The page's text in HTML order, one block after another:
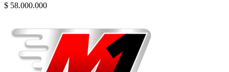
$ 58.000.000